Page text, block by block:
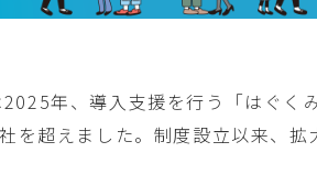
年、導入支援を行う「はぐく
を超えました。制度設立以来、拡